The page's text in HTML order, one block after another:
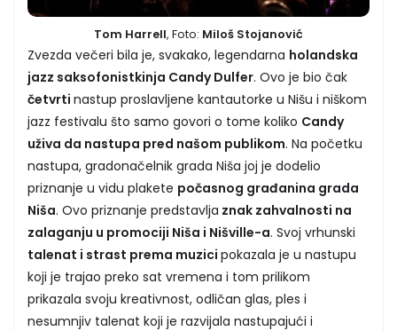
Tom Harrell, Foto: Miloš Stojanović
Zvezda večeri bila je, svakako, legendarna holandska
jazz saksofonistkinja Candy Dulfer. Ovo je bio čak
četvrti nastup proslavljene kantautorke u Nišu i niškom
jazz festivalu što samo govori o tome koliko Candy
uživa da nastupa pred našom publikom. Na početku
nastupa, gradonačelnik grada Niša joj je dodelio
priznanje u vidu plakete počasnog građanina grada
Niša. Ovo priznanje predstavlja znak zahvalnosti na
zalaganju u promociji Niša i Nišville-a. Svoj vrhunski
talenat i strast prema muzici pokazala je u nastupu
koji je trajao preko sat vremena i tom prilikom
prikazala svoju kreativnost, odličan glas, ples i
nesumnjiv talenat koji je razvijala nastupajući i